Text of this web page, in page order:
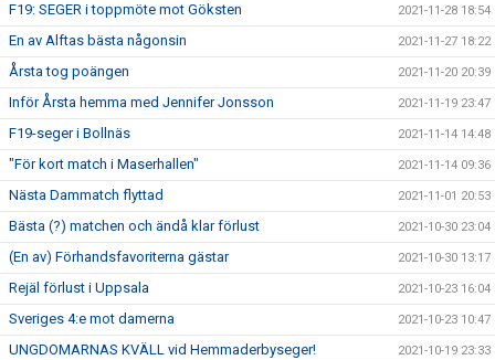
F19: SEGER i toppmöte mot Göksten 2021-11-28 18:54
En av Alftas bästa någonsin 2021-11-27 18:22
Årsta tog poängen 2021-11-20 20:39
Inför Årsta hemma med Jennifer Jonsson 2021-11-19 23:47
F19-seger i Bollnäs 2021-11-14 14:48
"För kort match i Maserhallen" 2021-11-14 09:36
Nästa Dammatch flyttad 2021-11-01 20:53
Bästa (?) matchen och ändå klar förlust 2021-10-30 23:04
(En av) Förhandsfavoriterna gästar 2021-10-30 13:17
Rejäl förlust i Uppsala 2021-10-23 16:04
Sveriges 4:e mot damerna 2021-10-23 10:47
UNGDOMARNAS KVÄLL vid Hemmaderbyseger! 2021-10-19 23:33